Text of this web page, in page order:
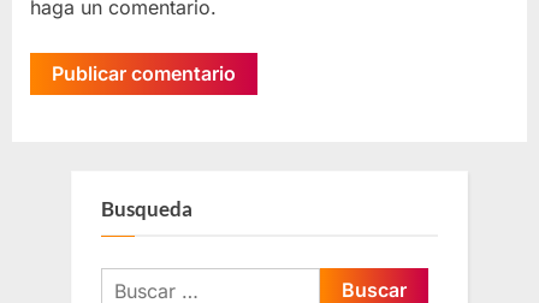
haga un comentario.
Busqueda